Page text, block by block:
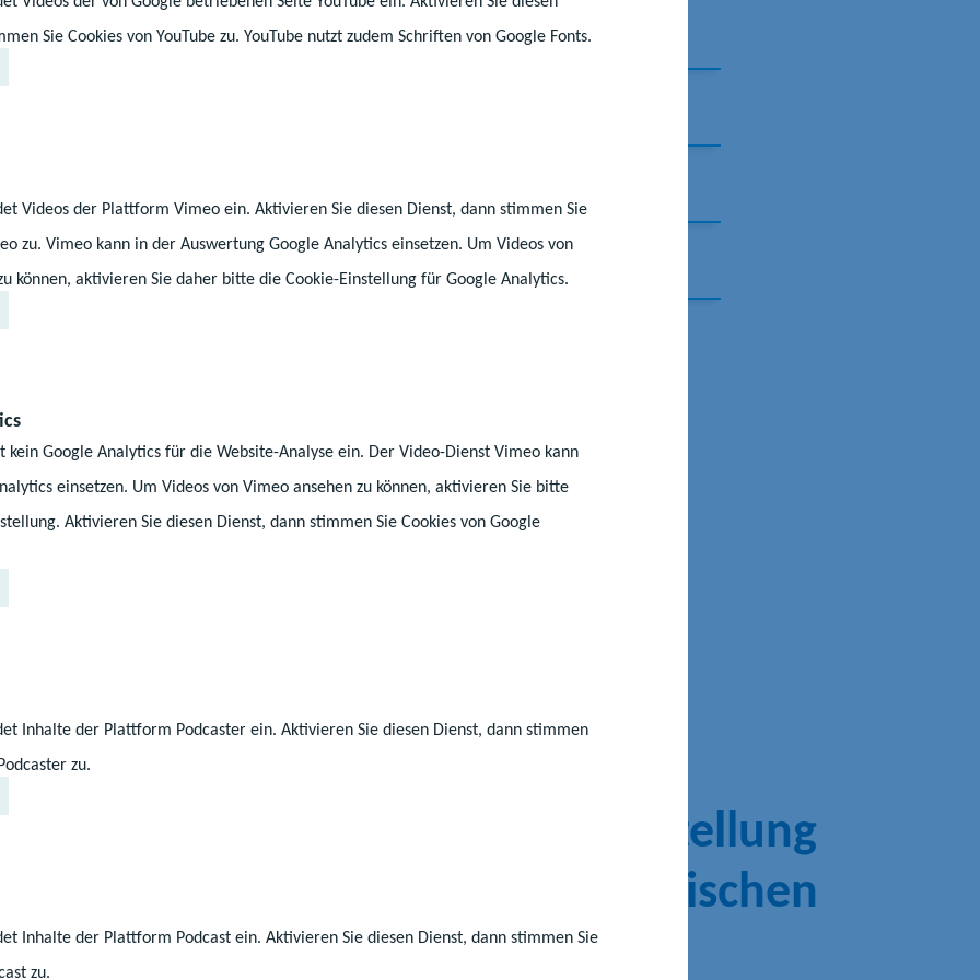
Sie Cookies von YouTube zu. YouTube nutzt zudem Schriften von Google Fonts.
Videos der Plattform Vimeo ein. Aktivieren Sie diesen Dienst, dann stimmen Sie
zu. Vimeo kann in der Auswertung Google Analytics einsetzen. Um Videos von
können, aktivieren Sie daher bitte die Cookie-Einstellung für Google Analytics.
kein Google Analytics für die Website-Analyse ein. Der Video-Dienst Vimeo kann
einsetzen. Um Videos von Vimeo ansehen zu können, aktivieren Sie bitte
Aktivieren Sie diesen Dienst, dann stimmen Sie Cookies von Google
Inhalte der Plattform Podcaster ein. Aktivieren Sie diesen Dienst, dann stimmen
zu.
Inhalte der Plattform Podcast ein. Aktivieren Sie diesen Dienst, dann stimmen Sie
zu.
motorische Entwicklung
Schülerinnen und Schüler
in MV
für Körperbehinderte "Paul-Friedrich-Scheel" Rostock
für Körperbehinderte "Paul-Friedrich-Scheel" Rostock
Verfahren zur Feststellung
des sonderpädagogischen
Förderbedarfs